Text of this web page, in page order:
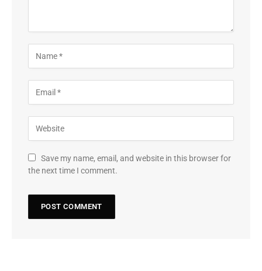
Save my name, email, and website in this browser for
the next time I comment.